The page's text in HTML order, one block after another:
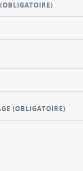
(OBLIGATOIRE)
(OBLIGATOIRE)